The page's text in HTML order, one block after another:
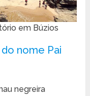
em Búzios
nome Pai
negreira